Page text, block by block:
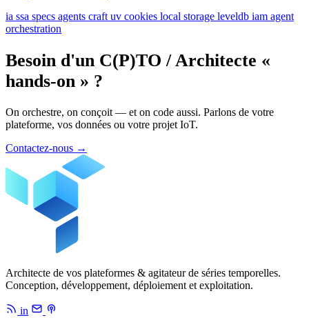
ia ssa specs agents craft uv cookies local storage leveldb iam agent
orchestration
Besoin d'un C(P)TO / Architecte «
hands-on » ?
On orchestre, on conçoit — et on code aussi. Parlons de votre
plateforme, vos données ou votre projet IoT.
Contactez-nous →
Architecte de vos plateformes & agitateur de séries temporelles.
Conception, développement, déploiement et exploitation.
in